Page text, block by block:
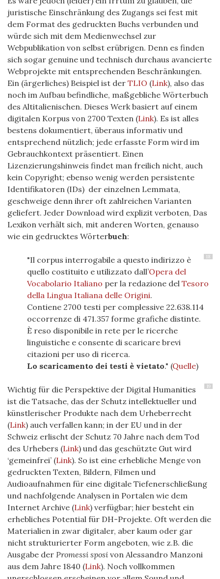
juristische Einschränkung des Zugangs sei fest mit
dem Format des gedruckten Buchs verbunden und
würde sich mit dem Medienwechsel zur
Webpublikation von selbst erübrigen. Denn es finden
sich sogar genuine und technisch durchaus avancierte
Webprojekte mit entsprechenden Beschränkungen.
Ein (ärgerliches) Beispiel ist der TLIO (Link), also das
noch im Aufbau befindliche, maßgebliche Wörterbuch
des Altitalienischen. Dieses Werk basiert auf einem
digitalen Korpus von 2700 Texten (Link). Es ist alles
bestens dokumentiert, überaus informativ und
entsprechend nützlich; jede erfasste Form wird im
Gebrauchkontext präsentiert. Einen
Lizenzierungshinweis findet man freilich nicht, auch
kein Copyright; ebenso wenig werden persistente
Identifikatoren (IDs) der einzelnen Lemmata,
geschweige denn ihrer oft zahlreichen Varianten
geliefert. Jeder Download wird explizit verboten, Das
Lexikon verhält sich, mit anderen Worten, genauso
wie ein gedrucktes Wörterbuch:
18
"Il corpus interrogabile a questo indirizzo è
quello costituito e utilizzato dall’Opera del
Vocabolario Italiano per la redazione del Tesoro
della Lingua Italiana delle Origini.
Contiene 2700 testi per complessive 22.638.114
occorrenze di 471.357 forme grafiche distinte.
È reso disponibile in rete per le ricerche
linguistiche e consente di scaricare brevi
citazioni per uso di ricerca.
Lo scaricamento dei testi è vietato." (Quelle)
19
Wichtig für die Perspektive der Digital Humanities
ist die Tatsache, das der Schutz intellektueller und
künstlerischer Produkte nach dem Urheberrecht
(Link) auch verfallen kann; in der EU und in der
Schweiz erlischt der Schutz 70 Jahre nach dem Tod
des Urhebers (Link) und das geschützte Gut wird
‘gemeinfrei’ (Link). So ist eine erhebliche Menge von
gedruckten Texten, Bildern, Filmen und
Audioaufnahmen für eine digitale Tiefenerschließung
und nachfolgende Analysen in Portalen wie dem
Internet Archive (Link) verfügbar; hier besteht ein
erhebliches Potential für DH-Projekte. Oft werden die
Materialien in zwar digitaler, aber kaum oder gar
nicht strukturierter Form angeboten, wie z.B. die
Ausgabe der Promessi sposi von Alessandro Manzoni
aus dem Jahre 1840 (Link). Noch vollkommen